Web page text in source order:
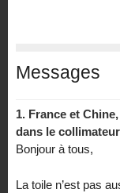
Messages
1. France et
dans le
Bonjour à tous,
La toile n’est pas